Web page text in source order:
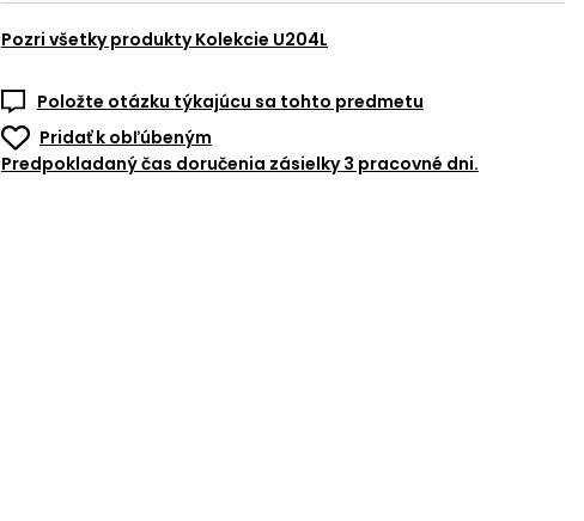
Pozri všetky produkty Kolekcie U204L
Položte otázku týkajúcu sa tohto predmetu
Pridať k obľúbeným
Predpokladaný čas doručenia zásielky 3 pracovné dni.